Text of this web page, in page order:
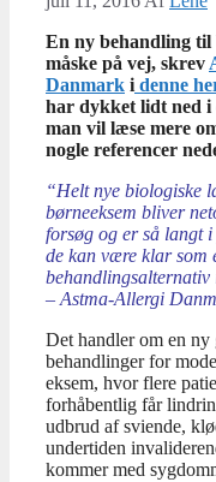
En ny behandling til
måske på vej, skrev
Danmark i denne
har dykket lidt ned i
man vil læse mere
nogle referencer
“Helt nye biologiske
børneeksem bliver
forsøg og er så langt i
de kan være klar som
– Astma-Allergi
Det handler om en ny
behandlinger for
eksem, hvor flere
forhåbentlig får
udbrud af sviende,
undertiden
kommer med